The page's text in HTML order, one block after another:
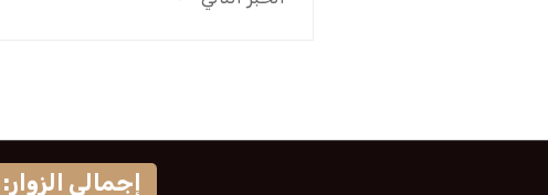
إجمالي الزوار: 14157